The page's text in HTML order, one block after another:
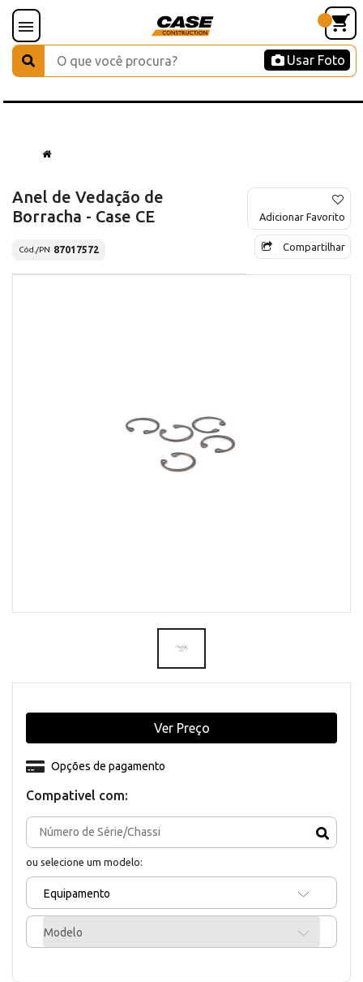
Usar Foto
Anel de Vedação de
Borracha - Case CE
Cód./PN 87017572
Adicionar Favorito
Compartilhar
Compativel com:
ou selecione um modelo:
Equipamento
Modelo
Opções de pagamento
Ver Preço